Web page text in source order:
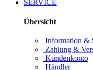
SERVICE
Übersicht
Information &
Zahlung &
Kundenkonto
Händler